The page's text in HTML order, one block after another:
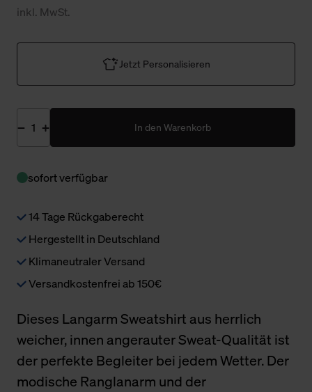
inkl. MwSt.
Jetzt Personalisieren
In den Warenkorb
sofort verfügbar
14 Tage Rückgaberecht
Hergestellt in Deutschland
Klimaneutraler Versand
Versandkostenfrei ab 150€
Dieses Langarm Sweatshirt aus herrlich
weicher, innen angerauter Sweat-Qualität ist
der perfekte Begleiter bei jedem Wetter. Der
modische Ranglanarm und der